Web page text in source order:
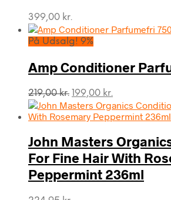
399,00 kr.
På Udsalg! 9%
Amp Conditioner
219,00kr. Den
oprindelige
pris
219,00 kr..
199,00 kr.
aktuelle
pris
199,00 kr..
John Masters
For Fine Hair With
Peppermint 236ml